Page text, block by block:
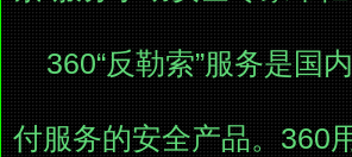
360“反勒索”服务是国
付服务的安全产品。360